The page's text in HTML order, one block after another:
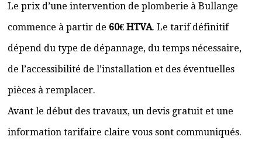
Le prix d’une intervention de plomberie à Bullange
commence à partir de 60€ HTVA. Le tarif définitif
dépend du type de dépannage, du temps nécessaire,
de l’accessibilité de l’installation et des éventuelles
pièces à remplacer.
Avant le début des travaux, un devis gratuit et une
information tarifaire claire vous sont communiqués.